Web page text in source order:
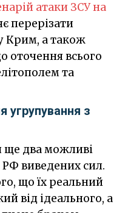
атаки ЗСУ на
перерізати
Крим, а також
оточення всього
та
угрупування з
два можливі
виведених сил.
що їх реальний
від ідеального, а